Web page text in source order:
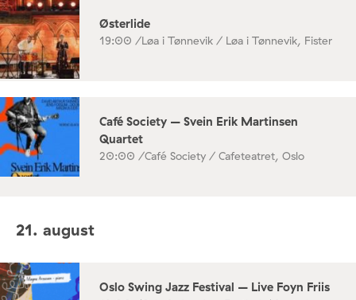
Østerlide
19:00 /Løa i Tønnevik / Løa i Tønnevik, Fister
Café Society – Svein Erik Martinsen
Quartet
20:00 /Café Society / Cafeteatret, Oslo
21. august
Oslo Swing Jazz Festival – Live Foyn Friis